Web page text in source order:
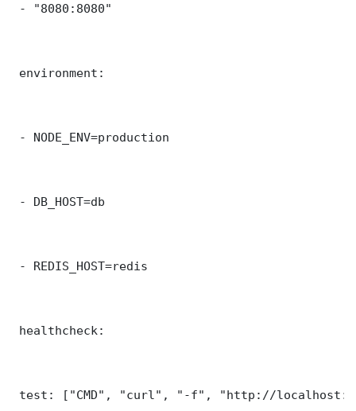
- "8080:8080"
environment:
- NODE_ENV=production
- DB_HOST=db
- REDIS_HOST=redis
healthcheck:
test: ["CMD", "curl", "-f", "http://